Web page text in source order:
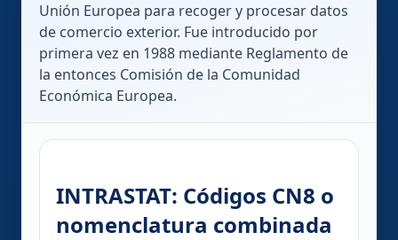
Unión Europea para recoger y procesar datos
de comercio exterior. Fue introducido por
primera vez en 1988 mediante Reglamento de
la entonces Comisión de la Comunidad
Económica Europea.
INTRASTAT: Códigos CN8 o
nomenclatura combinada